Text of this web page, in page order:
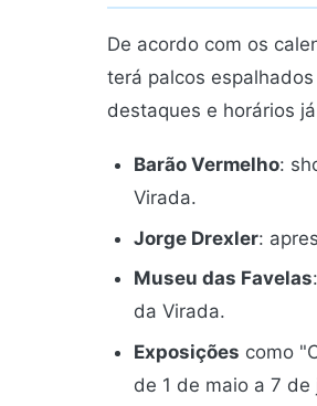
De acordo com os
terá palcos
destaques e horários
Barão Vermelho:
Virada.
Jorge Drexler:
Museu das Favelas
da Virada.
Exposições como
de 1 de maio a 7